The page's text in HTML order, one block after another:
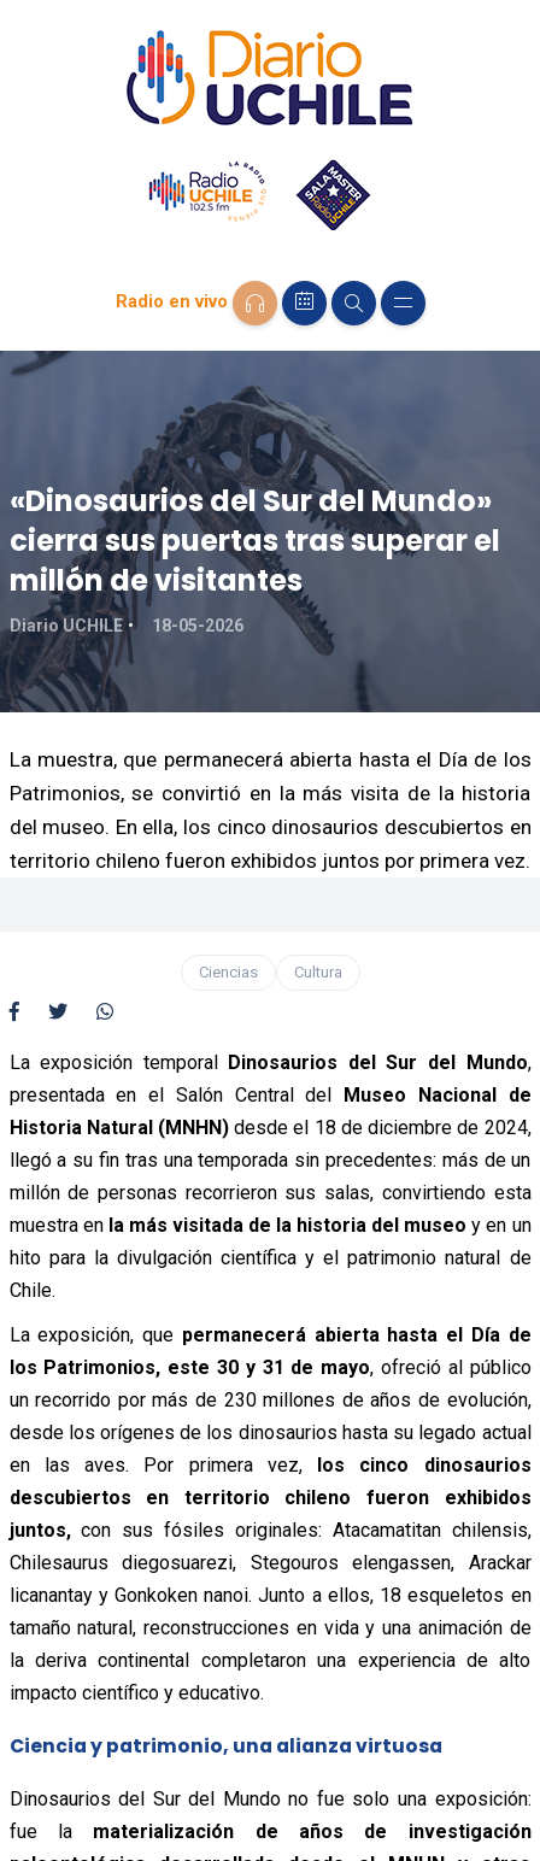
Radio en vivo
«Dinosaurios del Sur del Mundo»
cierra sus puertas tras superar el
millón de visitantes
Diario UCHILE 18-05-2026
La muestra, que permanecerá abierta hasta el Día de los
Patrimonios, se convirtió en la más visita de la historia
del museo. En ella, los cinco dinosaurios descubiertos en
territorio chileno fueron exhibidos juntos por primera vez.
Ciencias Cultura
La exposición temporal Dinosaurios del Sur del Mundo,
presentada en el Salón Central del Museo Nacional de
Historia Natural (MNHN)desde el 18 de diciembre de 2024,
llegó a su fin tras una temporada sin precedentes: más de un
millón de personas recorrieron sus salas, convirtiendo esta
muestra enla más visitada de la historia del museo y en un
hito para la divulgación científica y el patrimonio natural de
Chile.
La exposición, que permanecerá abierta hasta el Día de
los Patrimonios, este 30 y 31 de mayo, ofreció al público
un recorrido por más de 230 millones de años de evolución,
desde los orígenes de los dinosaurios hasta su legado actual
en las aves. Por primera vez,los cinco dinosaurios
descubiertos en territorio chileno fueron exhibidos
juntos,con sus fósiles originales: Atacamatitan chilensis,
Chilesaurus diegosuarezi, Stegouros elengassen, Arackar
licanantay y Gonkoken nanoi. Junto a ellos, 18 esqueletos en
tamaño natural, reconstrucciones en vida y una animación de
la deriva continental completaron una experiencia de alto
impacto científico y educativo.
Ciencia y patrimonio, una alianza virtuosa
Dinosaurios del Sur del Mundo no fue solo una exposición:
fue lamaterialización de años de investigación